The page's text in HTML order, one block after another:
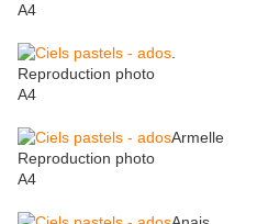
A4
Reproduction photo
A4
Armelle
Reproduction photo
A4